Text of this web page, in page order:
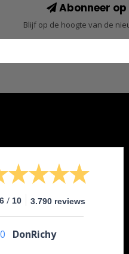
Abonneer
Blijf op de hoogte van de
/ 10 3.790 reviews
DonRichy